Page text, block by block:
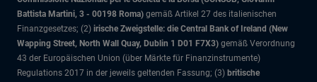
Battista Martini, 3 - 00198 Roma) gemäß Artikel 27 des italienischen
Finanzgesetzes; (2) irische Zweigstelle: die Central Bank of Ireland (New
Wapping Street, North Wall Quay, Dublin 1 D01 F7X3) gemäß Verordnung
43 der Europäischen Union (über Märkte für Finanzinstrumente)
Regulations 2017 in der jeweils geltenden Fassung; (3) britische